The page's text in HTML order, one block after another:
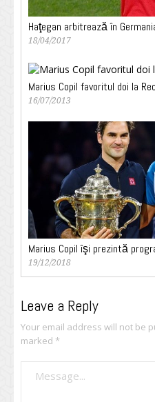
Haţegan arbitrează în
18/04/2017
Marius Copil favoritul doi la
16/07/2013
Marius Copil îşi prezintă
19/12/2018
Leave a Reply
Your email address will not be
marked *